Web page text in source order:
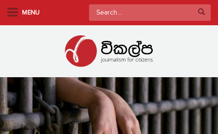
m
n
c
MENU
Search
for: